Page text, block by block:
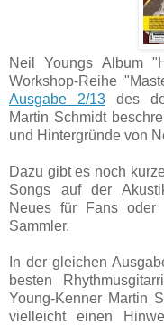
Neil Youngs Album
Workshop-Reihe
Ausgabe 2/13des
Martin Schmidt
und Hintergründe von
Dazu gibt es noch
Songs auf der
Neues für Fans oder
Sammler.
In der gleichen
besten
Young-Kenner Martin
vielleicht einen